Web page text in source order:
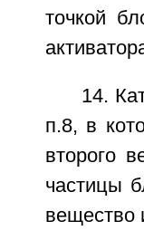
точкой
14.
п.8, в
второго
частицы
вещество